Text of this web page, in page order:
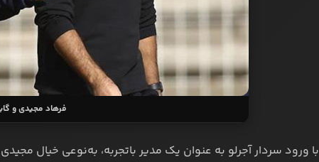
فرهاد مجیدی و
با ورود سردار آجرلو به عنوان یک مدیر باتجربه، به‌نوعی خیال